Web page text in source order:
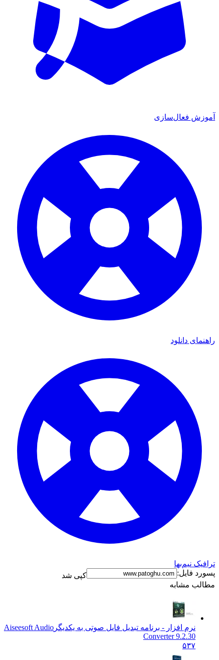
فعال‌سازی
دانلود
نیم‌بها
فایل:
کپی شد
مشابه
نرم افزار - برنامه تبدیل فایل صوتی به یکدیگر Aiseesoft Audio
Converter 9.2.30